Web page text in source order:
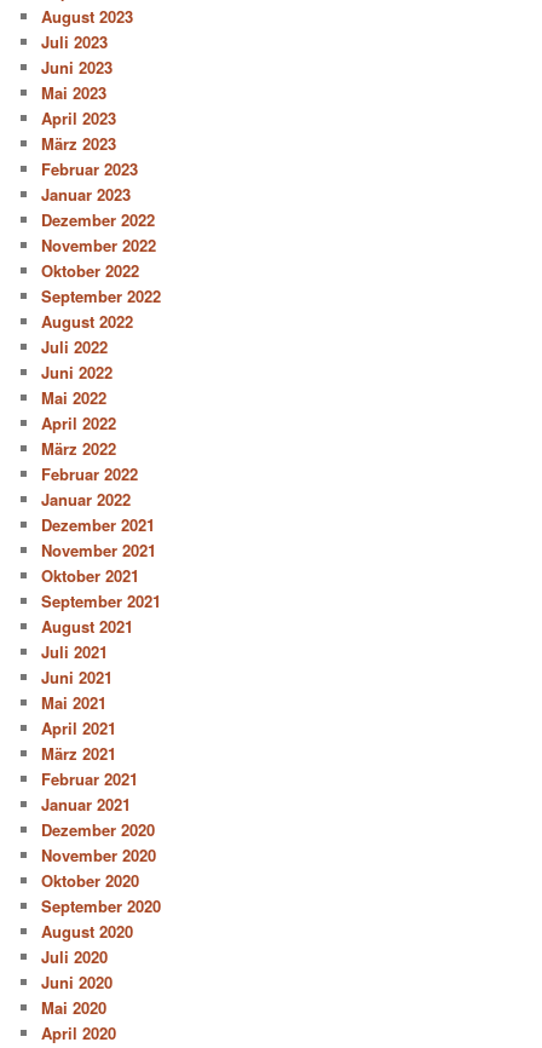
August 2023
Juli 2023
Juni 2023
Mai 2023
April 2023
März 2023
Februar 2023
Januar 2023
Dezember 2022
November 2022
Oktober 2022
September 2022
August 2022
Juli 2022
Juni 2022
Mai 2022
April 2022
März 2022
Februar 2022
Januar 2022
Dezember 2021
November 2021
Oktober 2021
September 2021
August 2021
Juli 2021
Juni 2021
Mai 2021
April 2021
März 2021
Februar 2021
Januar 2021
Dezember 2020
November 2020
Oktober 2020
September 2020
August 2020
Juli 2020
Juni 2020
Mai 2020
April 2020